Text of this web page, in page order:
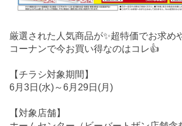
厳選された人気商品が✨超特価でお求め
コーナンで今お買い得なのはコレ👍
【チラシ対象期間】
6月3日(水)～6月29日(月)
【対象店舗】